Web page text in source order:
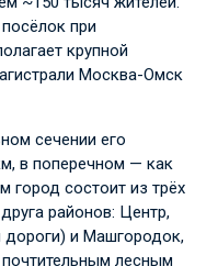
при
крупной
Москва-Омск
сечении его
в поперечном — как
город состоит из трёх
районов: Центр,
дороги) и Машгородок,
лесным